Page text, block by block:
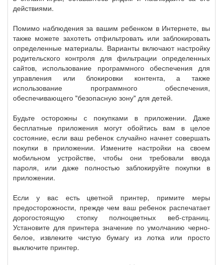
действиями.
Помимо наблюдения за вашим ребенком в Интернете, вы
также можете захотеть отфильтровать или заблокировать
определенные материалы. Варианты включают настройку
родительского контроля для фильтрации определенных
сайтов, использование программного обеспечения для
управления или блокировки контента, а также
использование программного обеспечения,
обеспечивающего "безопасную зону" для детей.
Будьте осторожны с покупками в приложении. Даже
бесплатные приложения могут обойтись вам в целое
состояние, если ваш ребенок случайно начнет совершать
покупки в приложении. Измените настройки на своем
мобильном устройстве, чтобы они требовали ввода
пароля, или даже полностью заблокируйте покупки в
приложении.
Если у вас есть цветной принтер, примите меры
предосторожности, прежде чем ваш ребенок распечатает
дорогостоящую стопку полноцветных веб-страниц.
Установите для принтера значение по умолчанию черно-
белое, извлеките чистую бумагу из лотка или просто
выключите принтер.